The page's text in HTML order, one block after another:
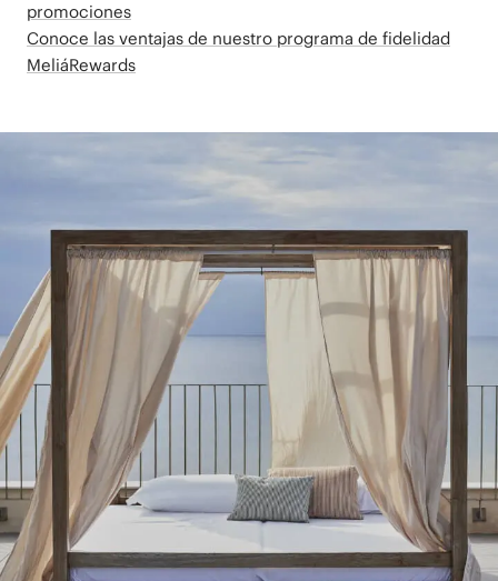
promociones
Conoce las ventajas de nuestro programa de fidelidad
MeliáRewards